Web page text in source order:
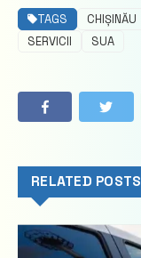
TAGS CHIȘINĂU
SERVICII
SUA
RELATED POSTS